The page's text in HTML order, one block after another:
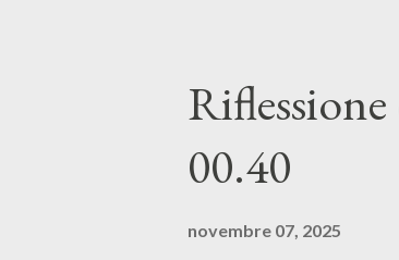
diventare
apparentemente
ascoltando davvero
00.40
novembre 07, 2025